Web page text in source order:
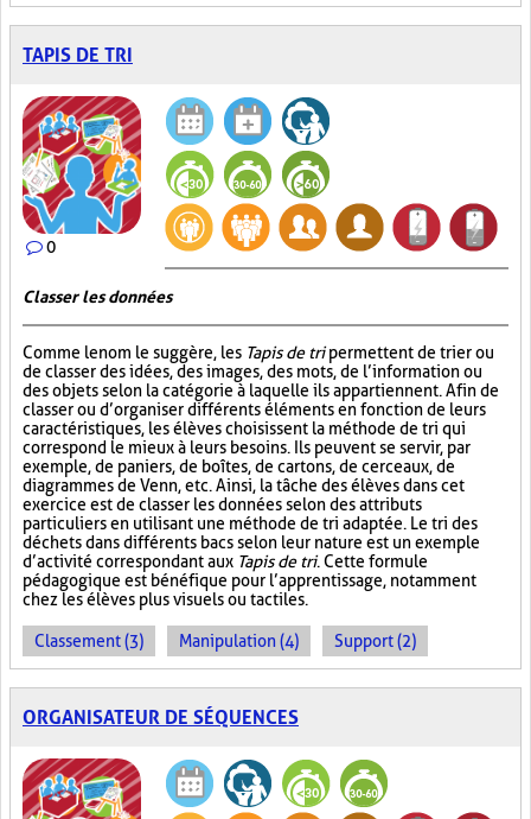
TAPIS DE TRI
0
Classer les données
Comme le nom le suggère, les Tapis de tripermettent de trier ou
de classer des idées, des images, des mots, de l’information ou
des objets selon la catégorie à laquelle ils appartiennent. Afin de
classer ou d’organiser différents éléments en fonction de leurs
caractéristiques, les élèves choisissent la méthode de tri qui
correspond le mieux à leurs besoins. Ils peuvent se servir, par
exemple, de paniers, de boîtes, de cartons, de cerceaux, de
diagrammes de Venn, etc. Ainsi, la tâche des élèves dans cet
exercice est de classer les données selon des attributs
particuliers en utilisant une méthode de tri adaptée. Le tri des
déchets dans différents bacs selon leur nature est un exemple
d’activité correspondant aux Tapis de tri. Cette formule
pédagogique est bénéfique pour l’apprentissage, notamment
chez les élèves plus visuels ou tactiles.
Classement (3) Manipulation (4) Support (2)
ORGANISATEUR DE SÉQUENCES